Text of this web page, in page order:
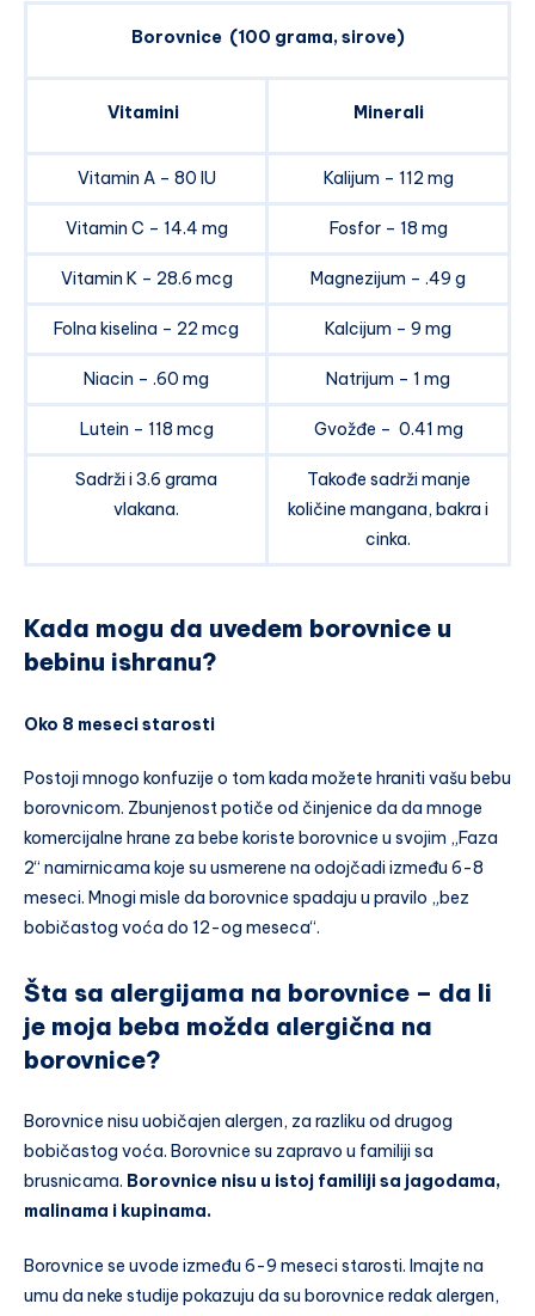
Borovnice (100 grama, sirove)
Vitamini Minerali
Vitamin A – 80 IU Kalijum – 112 mg
Vitamin C – 14.4 mg Fosfor – 18 mg
Vitamin K – 28.6 mcg Magnezijum – .49 g
Folna kiselina – 22 mcg Kalcijum – 9 mg
Niacin – .60 mg Natrijum – 1 mg
Lutein – 118 mcg Gvožđe – 0.41 mg
Sadrži i 3.6 grama
vlakana.
Takođe sadrži manje
količine mangana, bakra i
cinka.
Kada mogu da uvedem borovnice u
bebinu ishranu?
Oko 8 meseci starosti
Postoji mnogo konfuzije o tom kada možete hraniti vašu bebu
borovnicom. Zbunjenost potiče od činjenice da da mnoge
komercijalne hrane za bebe koriste borovnice u svojim „Faza
2“ namirnicama koje su usmerene na odojčadi između 6-8
meseci. Mnogi misle da borovnice spadaju u pravilo „bez
bobičastog voća do 12-og meseca“.
Šta sa alergijama na borovnice – da li
je moja beba možda alergična na
borovnice?
Borovnice nisu uobičajen alergen, za razliku od drugog
bobičastog voća. Borovnice su zapravo u familiji sa
brusnicama. Borovnice nisu u istoj familiji sa jagodama,
malinama i kupinama.
Borovnice se uvode između 6-9 meseci starosti. Imajte na
umu da neke studije pokazuju da su borovnice redak alergen,